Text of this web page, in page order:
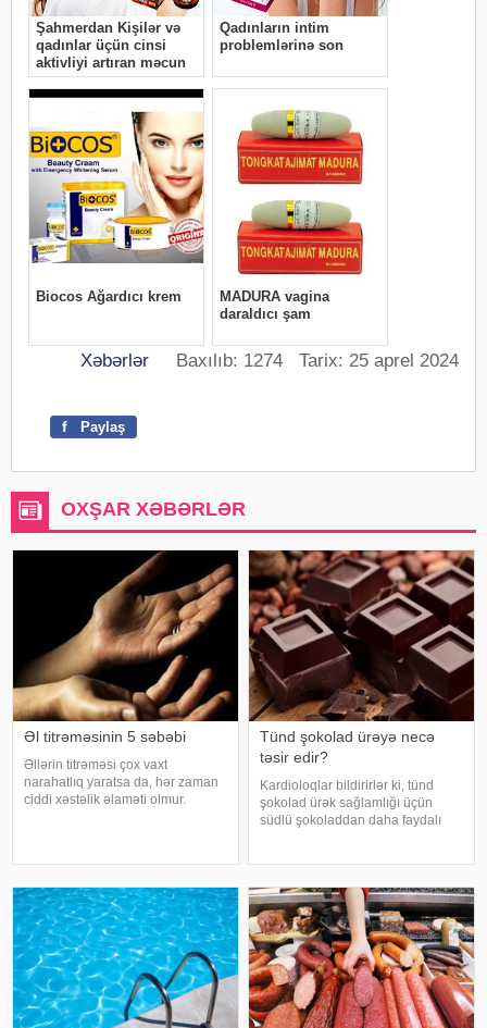
Xəbərlər Baxılıb: 1274 Tarix: 25 aprel 2024
f Paylaş
OXŞAR XƏBƏRLƏR
Əl titrəməsinin 5 səbəbi
Əllərin titrəməsi çox vaxt
narahatlıq yaratsa da, hər zaman
ciddi xəstəlik əlaməti olmur.
qalxa bilər. Fransız mətbuatın
Tünd şokolad ürəyə necə
təsir edir?
Kardioloqlar bildirirlər ki, tünd
şokolad ürək sağlamlığı üçün
südlü şokoladdan daha faydalı
maddələrdir. -a istinadən bildirir ki